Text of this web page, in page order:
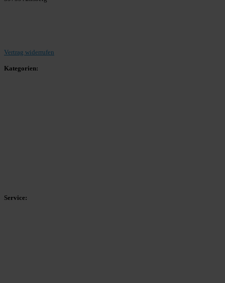
Vertrag widerrufen
Kategorien:
Service: